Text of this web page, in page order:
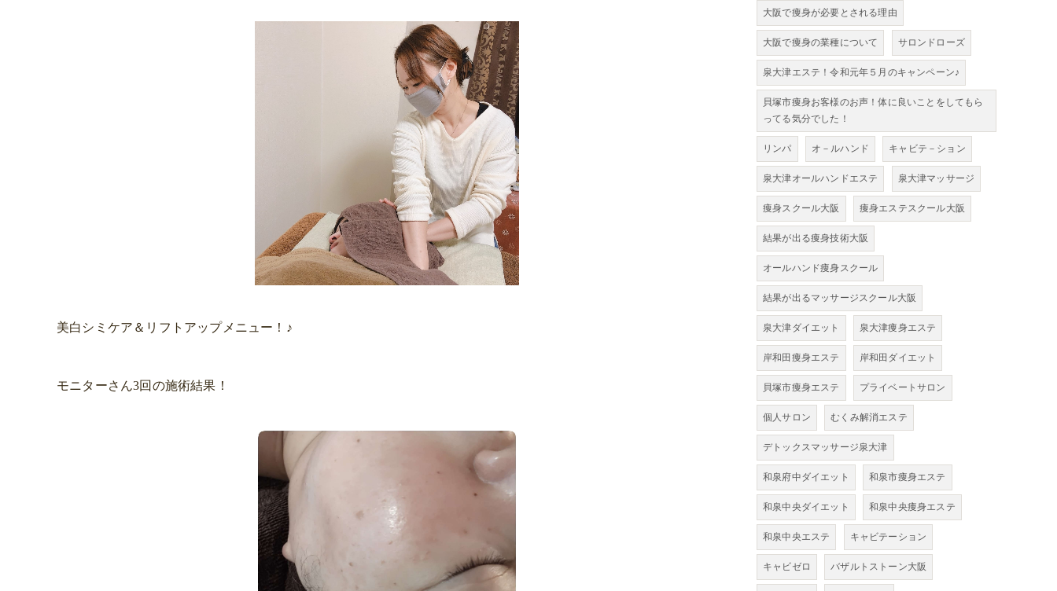
美白シミケア＆リフトアップメニュー！♪
モニターさん3回の施術結果！
大阪で痩身が必要とされる理由
大阪で痩身の業種について サロンドローズ
泉大津エステ！令和元年５月のキャンペーン♪
貝塚市痩身お客様のお声！体に良いことをしてもら
ってる気分でした！
リンパ オ－ルハンド キャビテ－ション
泉大津オールハンドエステ 泉大津マッサージ
痩身スクール大阪 痩身エステスクール大阪
結果が出る痩身技術大阪
オールハンド痩身スクール
結果が出るマッサージスクール大阪
泉大津ダイエット 泉大津痩身エステ
岸和田痩身エステ 岸和田ダイエット
貝塚市痩身エステ プライベートサロン
個人サロン むくみ解消エステ
デトックスマッサージ泉大津
和泉府中ダイエット 和泉市痩身エステ
和泉中央ダイエット 和泉中央痩身エステ
和泉中央エステ キャビテーション
キャビゼロ バザルトストーン大阪